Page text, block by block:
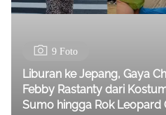
9 Foto
Liburan ke Jepang, Gaya
Febby Rastanty dari
Sumo hingga Rok Leopard